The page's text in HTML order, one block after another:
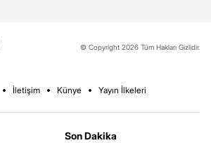
© Copyright 2026 Tüm Hakları Gizlidir.
İletişim Künye Yayın İlkeleri
Son Dakika